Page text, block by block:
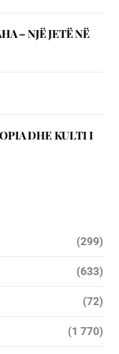
– NJЁ JETЁ NЁ
DHE KULTI I
(299)
(633)
(72)
(1 770)